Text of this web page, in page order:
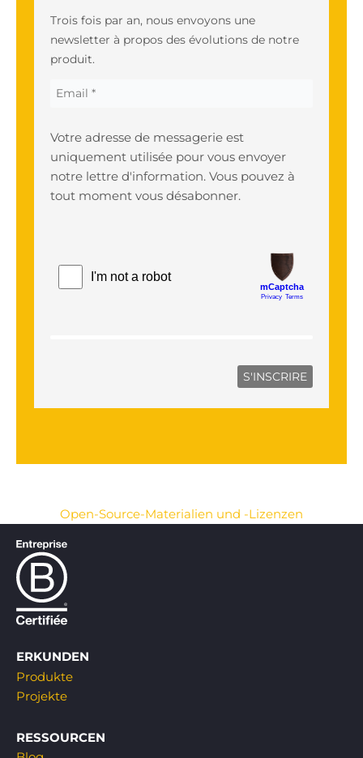
Trois fois par an, nous envoyons une
newsletter à propos des évolutions de notre
produit.
Votre adresse de messagerie est
uniquement utilisée pour vous envoyer
notre lettre d'information. Vous pouvez à
tout moment vous désabonner.
Open-Source-Materialien und -Lizenzen
ERKUNDEN
Produkte
Projekte
RESSOURCEN